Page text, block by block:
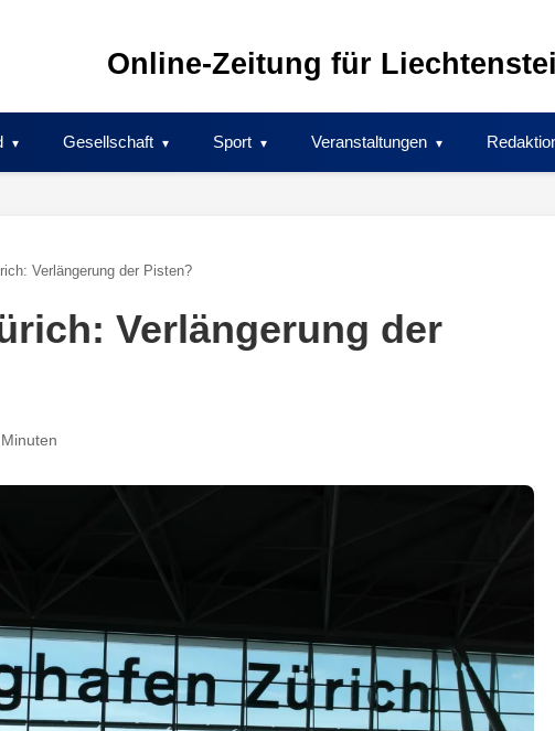
Online-Zeitung für
Gesellschaft Sport Veranstaltungen
Verlängerung der Pisten?
Verlängerung der